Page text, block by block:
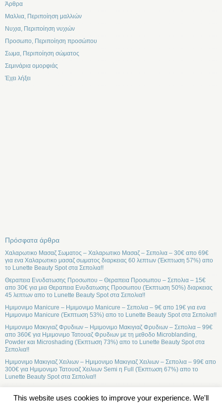
This website uses cookies to improve your experience. We'll
Άρθρα
Μαλλια, Περιποίηση μαλλιών
Νυχια, Περιποίηση νυχιών
Προσωπο, Περιποίηση προσώπου
Σωμα, Περιποίηση σώματος
Σεμινάρια ομορφιάς
Έχει λήξει
Πρόσφατα άρθρα
Χαλαρωτικο Μασαζ Σωματος – Χαλαρωτικο Μασαζ – Σεπολια – 30€ απο 69€
για ενα Χαλαρωτικο μασαζ σωματος διαρκειας 60 λεπτων (Έκπτωση 57%) απο
το Lunette Beauty Spot στα Σεπολια!!
Θεραπεια Ενυδατωσης Προσωπου – Θεραπεια Προσωπου – Σεπολια – 15€
απο 30€ για μια Θεραπεια Ενυδατωσης Προσωπου (Έκπτωση 50%) διαρκειας
45 λεπτων απο το Lunette Beauty Spot στα Σεπολια!!
Ημιμονιμο Manicure – Ημιμονιμο Manicure – Σεπολια – 9€ απο 19€ για ενα
Ημιμονιμο Manicure (Έκπτωση 53%) απο το Lunette Beauty Spot στα Σεπολια!!
Ημιμονιμο Μακιγιαζ Φρυδιων – Ημιμονιμο Μακιγιαζ Φρυδιων – Σεπολια – 99€
απο 360€ για Ημιμονιμο Τατουαζ Φρυδιων με τη μεθοδο Microblanding,
Powder και Microshading (Έκπτωση 73%) απο το Lunette Beauty Spot στα
Σεπολια!!
Ημιμονιμο Μακιγιαζ Χειλιων – Ημιμονιμο Μακιγιαζ Χειλιων – Σεπολια – 99€ απο
300€ για Ημιμονιμο Τατουαζ Χειλιων Semi η Full (Έκπτωση 67%) απο το
Lunette Beauty Spot στα Σεπολια!!